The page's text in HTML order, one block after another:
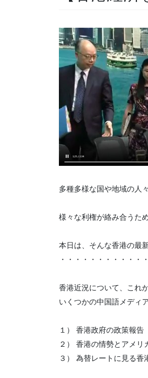
多種多様な国や地域の人
様々な利権が絡み合うた
本日は、そんな香港の最
・・・・・・・・・・・
香港近況について、これ
いくつかの中国語メディ
１） 香港政府の政策報告
２） 香港の情勢とアメリ
３） 為替レートに見る香